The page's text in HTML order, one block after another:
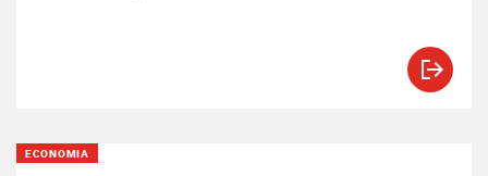
ECONOMIA